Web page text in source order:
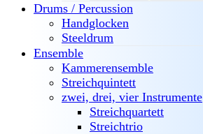
Drums / Percussion
Handglocken
Steeldrum
Ensemble
Kammerensemble
Streichquintett
zwei, drei, vier Instrumente
Streichquartett
Streichtrio